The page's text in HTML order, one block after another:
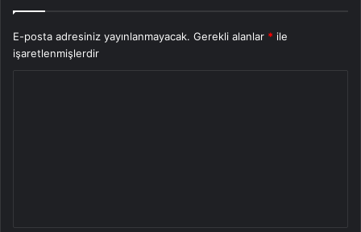
E-posta adresiniz yayınlanmayacak. Gerekli alanlar * ile
işaretlenmişlerdir